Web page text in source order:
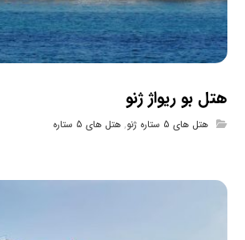
هتل بو ریواژ ژنو
هتل های 5 ستاره ژنو ,هتل های 5 ستاره